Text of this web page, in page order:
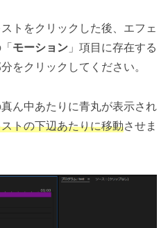
トをクリックした後、エフェ
モーション 」項目に存在する
分をクリックしてください。
ん中あたりに青丸が表示され
トの下辺あたりに移動させま